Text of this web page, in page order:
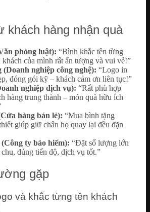
khách hàng nhận quà
phòng luật): “Bình khắc tên từng
của mình rất ấn tượng và vui vẻ!”
(Doanh nghiệp công nghệ): “Logo in
đóng gói kỹ – khách cảm ơn liên tục!”
nghiệp dịch vụ): “Rất phù hợp
hàng trung thành – món quà hữu ích
hàng bán lẻ): “Mua bình tặng
giúp giữ chân họ quay lại đều đặn
ty bảo hiểm): “Đặt số lượng lớn
đúng tiến độ, dịch vụ tốt.”
gặp
và khắc từng tên khách